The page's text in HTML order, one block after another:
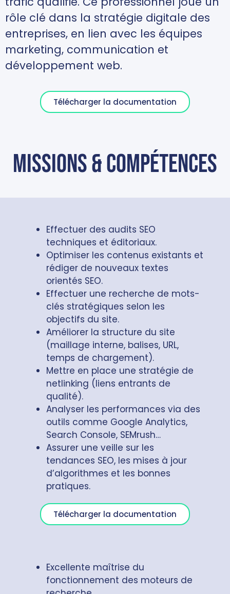
rôle clé dans la stratégie digitale des
entreprises, en lien avec les équipes
marketing, communication et
développement web.
Télécharger la documentation
missions & compétences
Effectuer des audits SEO
techniques et éditoriaux.
Optimiser les contenus existants et
rédiger de nouveaux textes
orientés SEO.
Effectuer une recherche de mots-
clés stratégiques selon les
objectifs du site.
Améliorer la structure du site
(maillage interne, balises, URL,
temps de chargement).
Mettre en place une stratégie de
netlinking (liens entrants de
qualité).
Analyser les performances via des
outils comme Google Analytics,
Search Console, SEMrush…
Assurer une veille sur les
tendances SEO, les mises à jour
d’algorithmes et les bonnes
pratiques.
Télécharger la documentation
Excellente maîtrise du
fonctionnement des moteurs de